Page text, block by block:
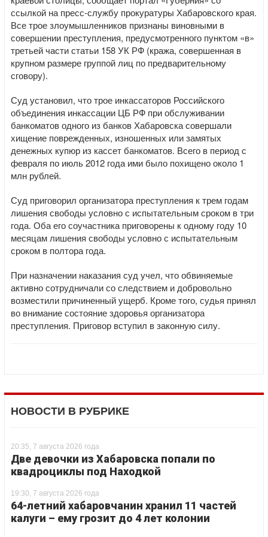
ссылкой на пресс-службу прокуратуры Хабаровского края.
Все трое злоумышленников признаны виновными в
совершении преступления, предусмотренного пунктом «в»
третьей части статьи 158 УК РФ (кража, совершенная в
крупном размере группой лиц по предварительному
сговору).
Суд установил, что трое инкассаторов Российского
объединения инкассации ЦБ РФ при обслуживании
банкоматов одного из банков Хабаровска совершали
хищение поврежденных, изношенных или замятых
денежных купюр из кассет банкоматов. Всего в период с
февраля по июль 2012 года ими было похищено около 1
млн рублей.
Суд приговорил организатора преступления к трем годам
лишения свободы условно с испытательным сроком в три
года. Оба его соучастника приговорены к одному году 10
месяцам лишения свободы условно с испытательным
сроком в полтора года.
При назначении наказания суд учел, что обвиняемые
активно сотрудничали со следствием и добровольно
возместили причиненный ущерб. Кроме того, судья принял
во внимание состояние здоровья организатора
преступления. Приговор вступил в законную силу.
НОВОСТИ В РУБРИКЕ
20:35, 7 августа 2026 года
Две девочки из Хабаровска попали по
квадроциклы под Находкой
19:30, 7 августа 2026 года
64-летний хабаровчанин хранил 11 частей
калуги – ему грозит до 4 лет колонии